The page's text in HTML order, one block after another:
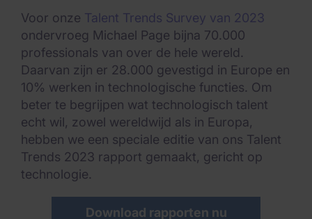
Voor onze Talent Trends Survey van 2023
ondervroeg Michael Page bijna 70.000
professionals van over de hele wereld.
Daarvan zijn er 28.000 gevestigd in Europe en
10% werken in technologische functies. Om
beter te begrijpen wat technologisch talent
echt wil, zowel wereldwijd als in Europa,
hebben we een speciale editie van ons Talent
Trends 2023 rapport gemaakt, gericht op
technologie.
Download rapporten nu